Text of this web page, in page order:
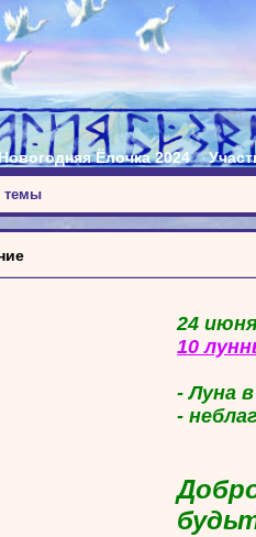
Ёлочка 2024
темы
24
10
- Луна
-